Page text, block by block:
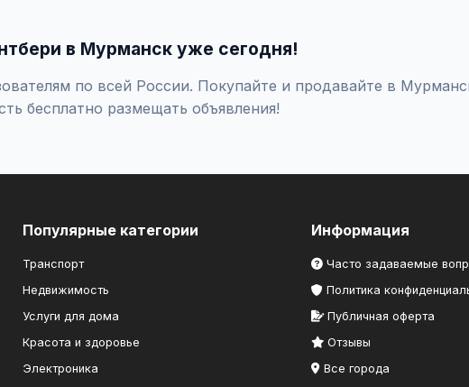
в Мурманск уже сегодня!
по всей России. Покупайте и продавайте в
бесплатно размещать объявления!
Популярные категории
Транспорт
Недвижимость
Услуги для дома
Красота и здоровье
Электроника
Информация
Часто задаваемые
Политика
Публичная оферта
Отзывы
Все города